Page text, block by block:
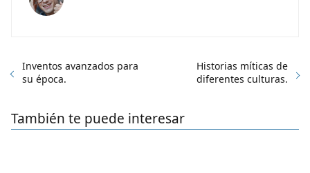
Inventos avanzados para
su época.
Historias míticas de
diferentes culturas.
También te puede interesar